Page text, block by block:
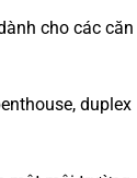
cho các
duplex